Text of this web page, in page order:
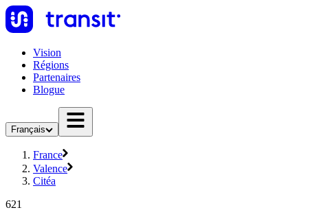
Vision
Régions
Partenaires
Blogue
Français
France
Valence
Citéa
621